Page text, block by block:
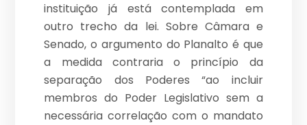
instituição já está contemplada em
outro trecho da lei. Sobre Câmara e
Senado, o argumento do Planalto é que
a medida contraria o princípio da
separação dos Poderes “ao incluir
membros do Poder Legislativo sem a
necessária correlação com o mandato